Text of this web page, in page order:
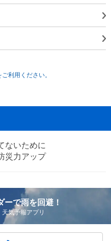
利用ください。
ないために
災力アップ
ーで雨を回避！
気予報アプリ